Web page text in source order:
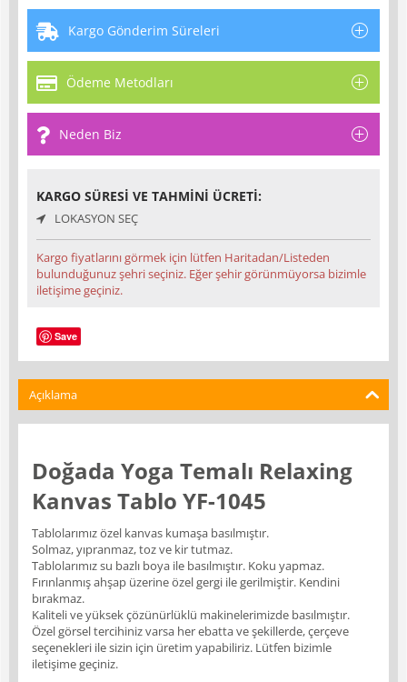
Kargo Gönderim Süreleri
Ödeme Metodları
Neden Biz
KARGO SÜRESI VE TAHMINI ÜCRETI:
LOKASYON SEÇ
Kargo fiyatlarını görmek için lütfen Haritadan/Listeden
bulunduğunuz şehri seçiniz. Eğer şehir görünmüyorsa bizimle
iletişime geçiniz.
Save
Açıklama
Doğada Yoga Temalı Relaxing
Kanvas Tablo YF-1045
Tablolarımız özel kanvas kumaşa basılmıştır.
Solmaz, yıpranmaz, toz ve kir tutmaz.
Tablolarımız su bazlı boya ile basılmıştır. Koku yapmaz.
Fırınlanmış ahşap üzerine özel gergi ile gerilmiştir. Kendini
bırakmaz.
Kaliteli ve yüksek çözünürlüklü makinelerimizde basılmıştır.
Özel görsel tercihiniz varsa her ebatta ve şekillerde, çerçeve
seçenekleri ile sizin için üretim yapabiliriz. Lütfen bizimle
iletişime geçiniz.